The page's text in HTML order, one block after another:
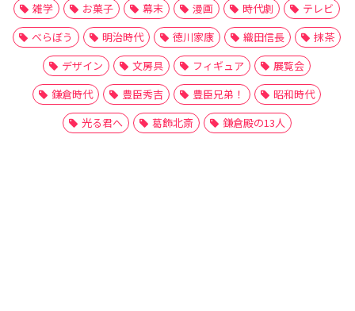
雑学
お菓子 幕末 漫画 時代劇
テレビ
べらぼう
明治時代 徳川家康 織田信長
抹茶
デザイン
文房具 フィギュア
展覧会
鎌倉時代
豊臣秀吉 豊臣兄弟！
昭和時代
光る君へ
葛飾北斎 鎌倉殿の13人